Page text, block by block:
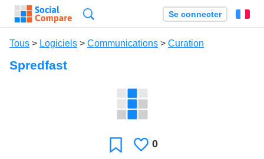
Se connecter
Tous > Logiciels > Communications > Curation
Spredfast
Favori J'aime
0